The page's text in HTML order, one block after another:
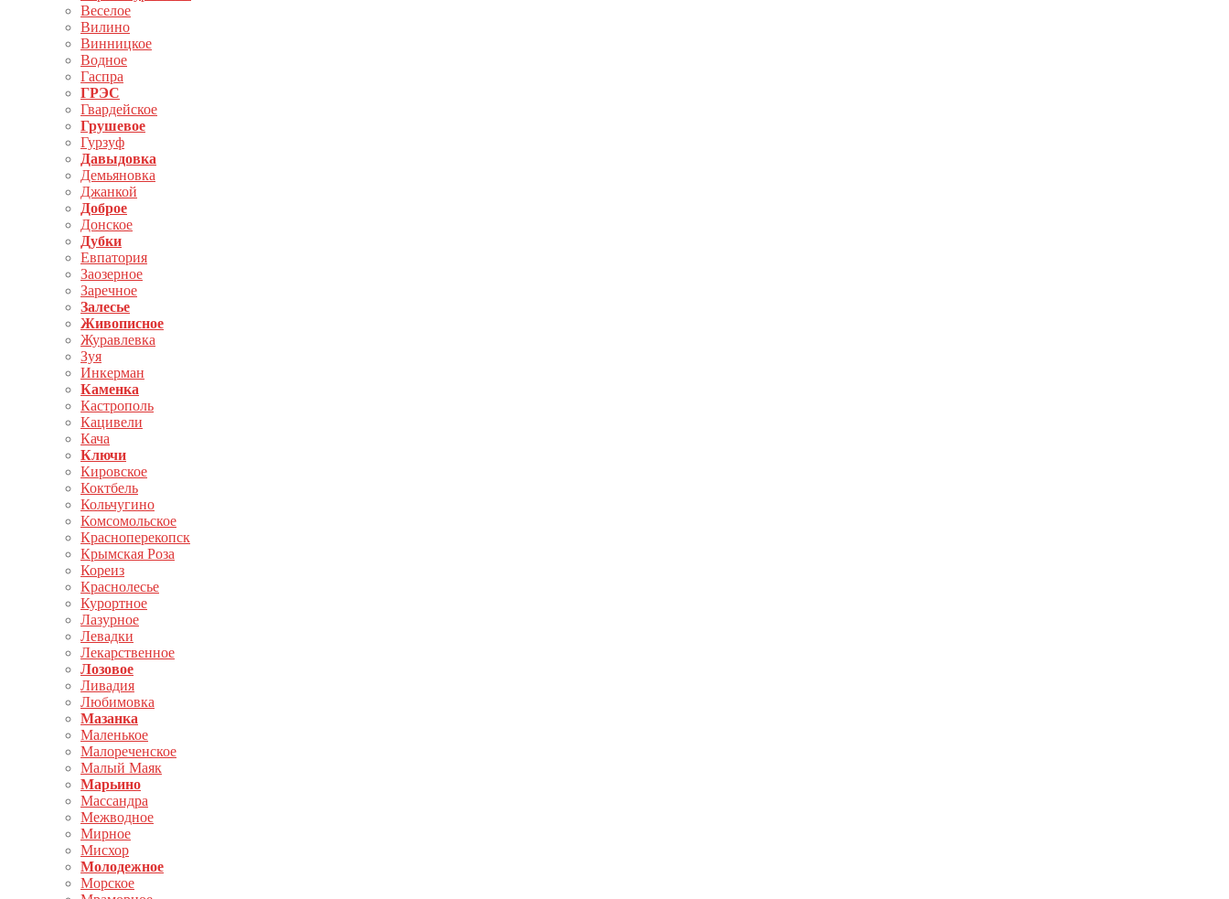
Веселое
Вилино
Винницкое
Водное
Гаспра
ГРЭС
Гвардейское
Грушевое
Гурзуф
Давыдовка
Демьяновка
Джанкой
Доброе
Донское
Дубки
Евпатория
Заозерное
Заречное
Залесье
Живописное
Журавлевка
Зуя
Инкерман
Каменка
Кастрополь
Кацивели
Кача
Ключи
Кировское
Коктбель
Кольчугино
Комсомольское
Красноперекопск
Крымская Роза
Кореиз
Краснолесье
Курортное
Лазурное
Левадки
Лекарственное
Лозовое
Ливадия
Любимовка
Мазанка
Маленькое
Малореченское
Малый Маяк
Марьино
Массандра
Межводное
Мирное
Мисхор
Молодежное
Морское